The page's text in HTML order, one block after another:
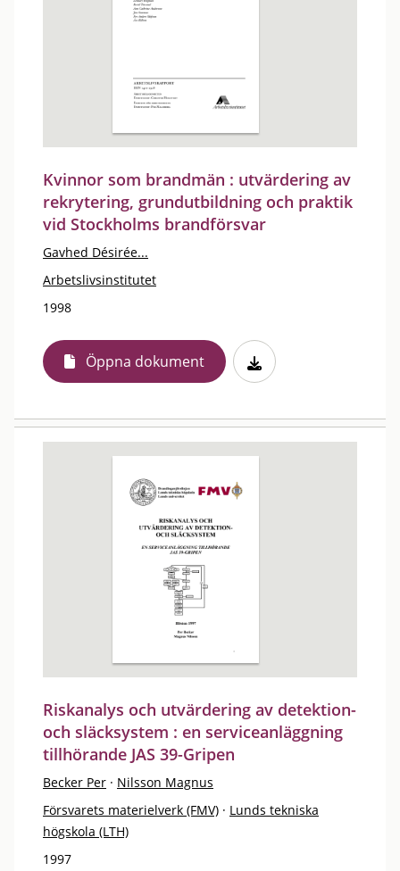
Kvinnor som brandmän : utvärdering av
rekrytering, grundutbildning och praktik
vid Stockholms brandförsvar
Gavhed Désirée...
Arbetslivsinstitutet
1998
Öppna dokument
Riskanalys och utvärdering av detektion-
och släcksystem : en serviceanläggning
tillhörande JAS 39-Gripen
Becker Per · Nilsson Magnus
Försvarets materielverk (FMV) · Lunds tekniska
högskola (LTH)
1997